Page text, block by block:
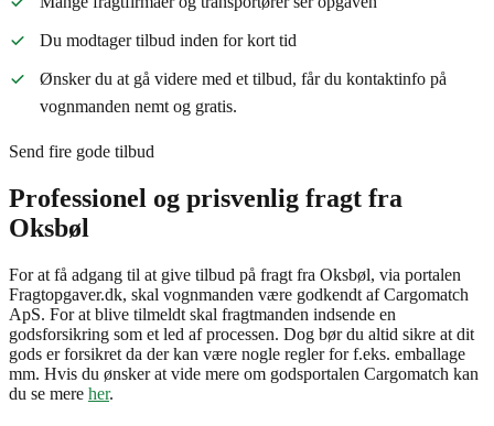
Du modtager tilbud inden for kort tid
Ønsker du at gå videre med et tilbud, får du kontaktinfo på
vognmanden nemt og gratis.
Send fire gode tilbud
Professionel og prisvenlig fragt fra
Oksbøl
For at få adgang til at give tilbud på fragt fra Oksbøl, via portalen
Fragtopgaver.dk, skal vognmanden være godkendt af Cargomatch
ApS. For at blive tilmeldt skal fragtmanden indsende en
godsforsikring som et led af processen. Dog bør du altid sikre at dit
gods er forsikret da der kan være nogle regler for f.eks. emballage
mm. Hvis du ønsker at vide mere om godsportalen Cargomatch kan
du se mere her.